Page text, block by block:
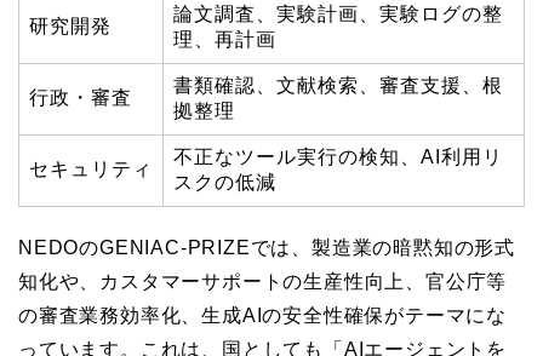
研究開発
論文調査、実験計画、実験ログの整
理、再計画
行政・審査
書類確認、文献検索、審査支援、根
拠整理
セキュリティ
不正なツール実行の検知、AI利用リ
スクの低減
NEDOのGENIAC-PRIZEでは、製造業の暗黙知の形式
知化や、カスタマーサポートの生産性向上、官公庁等
の審査業務効率化、生成AIの安全性確保がテーマにな
っています。これは、国としても「AIエージェントを